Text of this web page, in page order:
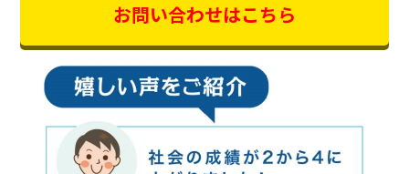
お問い合わせはこちら